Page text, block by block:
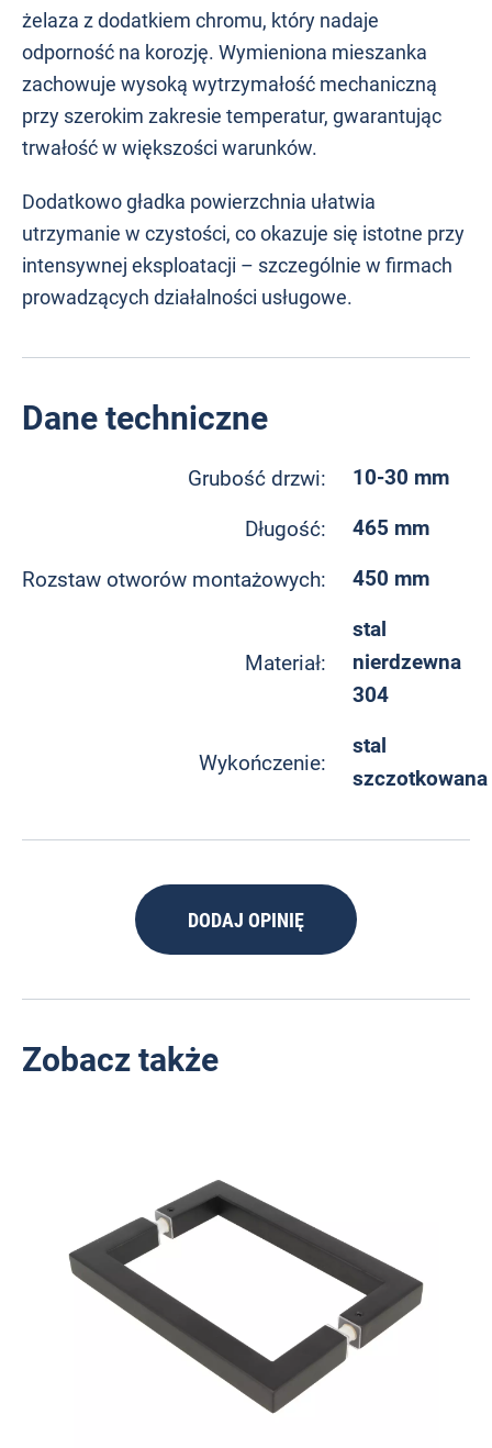
żelaza z dodatkiem chromu, który nadaje
odporność na korozję. Wymieniona mieszanka
zachowuje wysoką wytrzymałość mechaniczną
przy szerokim zakresie temperatur, gwarantując
trwałość w większości warunków.
Dodatkowo gładka powierzchnia ułatwia
utrzymanie w czystości, co okazuje się istotne przy
intensywnej eksploatacji – szczególnie w firmach
prowadzących działalności usługowe.
Dane techniczne
Grubość drzwi: 10-30 mm
Długość: 465 mm
Rozstaw otworów montażowych: 450 mm
Materiał:
stal
nierdzewna
304
Wykończenie:
stal
szczotkowana
DODAJ OPINIĘ
Zobacz także